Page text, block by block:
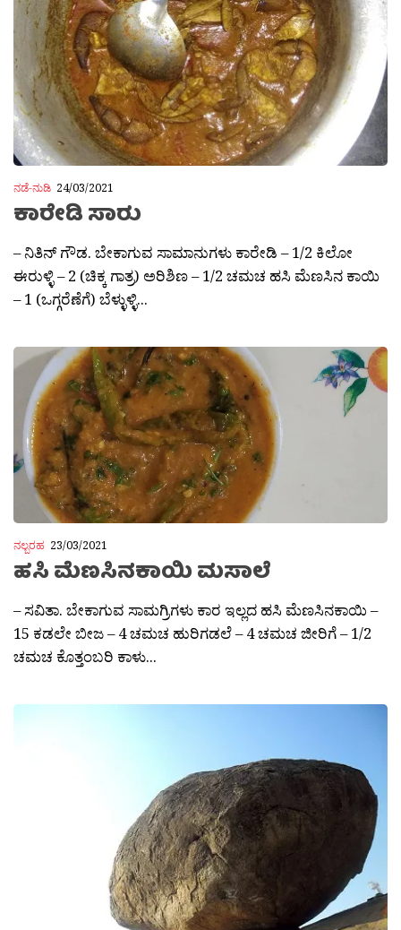
ನಡೆ-ನುಡಿ 24/03/2021
ಕಾರೇಡಿ ಸಾರು
– ನಿತಿನ್ ಗೌಡ. ಬೇಕಾಗುವ ಸಾಮಾನುಗಳು ಕಾರೇಡಿ – 1/2 ಕಿಲೋ
ಈರುಳ್ಳಿ – 2 (ಚಿಕ್ಕ ಗಾತ್ರ) ಅರಿಶಿಣ – 1/2 ಚಮಚ ಹಸಿ‌ ಮೆಣಸಿನ ಕಾಯಿ
– 1 (ಒಗ್ಗರೆಣೆಗೆ) ಬೆಳ್ಳುಳ್ಳಿ...
ನಲ್ಬರಹ 23/03/2021
ಹಸಿ ಮೆಣಸಿನಕಾಯಿ ಮಸಾಲೆ
– ಸವಿತಾ. ಬೇಕಾಗುವ ಸಾಮಗ್ರಿಗಳು ಕಾರ ಇಲ್ಲದ ಹಸಿ ಮೆಣಸಿನಕಾಯಿ –
15 ಕಡಲೇ ಬೀಜ – 4 ಚಮಚ ಹುರಿಗಡಲೆ – 4 ಚಮಚ ಜೀರಿಗೆ – 1/2
ಚಮಚ ಕೊತ್ತಂಬರಿ ಕಾಳು...